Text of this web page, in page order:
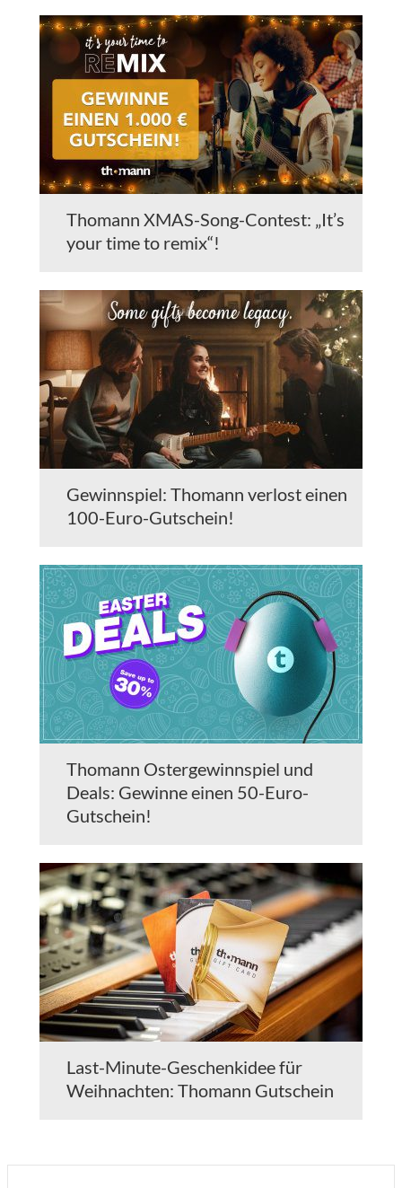
Thomann XMAS-Song-Contest: „It’s
your time to remix“!
Gewinnspiel: Thomann verlost einen
100-Euro-Gutschein!
Thomann Ostergewinnspiel und
Deals: Gewinne einen 50-Euro-
Gutschein!
Last-Minute-Geschenkidee für
Weihnachten: Thomann Gutschein